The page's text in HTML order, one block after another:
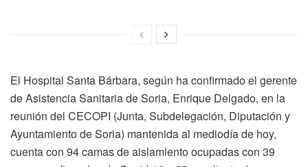
El Hospital Santa Bárbara, según ha confirmado el gerente
de Asistencia Sanitaria de Soria, Enrique Delgado, en la
reunión del CECOPI (Junta, Subdelegación, Diputación y
Ayuntamiento de Soria) mantenida al mediodía de hoy,
cuenta con 94 camas de aislamiento ocupadas con 39